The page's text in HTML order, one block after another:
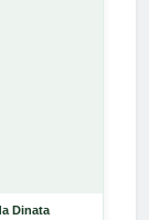
Dinata